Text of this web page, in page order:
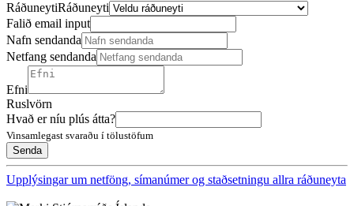
RáðuneytiRáðuneyti
Falið email input
Nafn sendanda
Netfang sendanda
Efni
Ruslvörn
Hvað er níu plús átta?
Vinsamlegast svaraðu í tölustöfum
Upplýsingar um netföng, símanúmer og staðsetningu allra ráðuneyta